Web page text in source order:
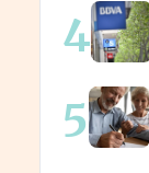
4
5